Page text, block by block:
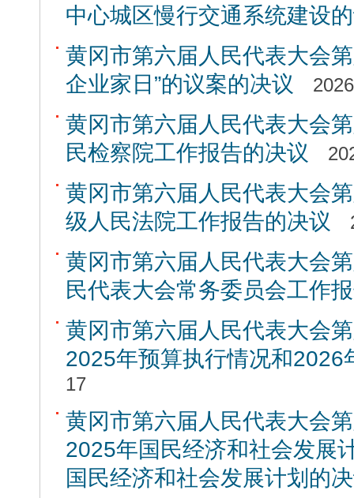
中心城区慢行交通系统建设
黄冈市第六届人民代表大会
企业家日”的议案的决议
黄冈市第六届人民代表大会
民检察院工作报告的决议
黄冈市第六届人民代表大会
级人民法院工作报告的决议
黄冈市第六届人民代表大会
民代表大会常务委员会工作
黄冈市第六届人民代表大会
2025年预算执行情况和2026
17
黄冈市第六届人民代表大会
2025年国民经济和社会发展
国民经济和社会发展计划的